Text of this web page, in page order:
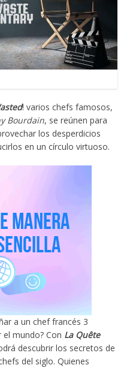
! varios chefs famosos,
Bourdain, se reúnen para
los desperdicios
en un círculo virtuoso.
a un chef francés 3
mundo? Con La Quête
descubrir los secretos de
del siglo. Quienes